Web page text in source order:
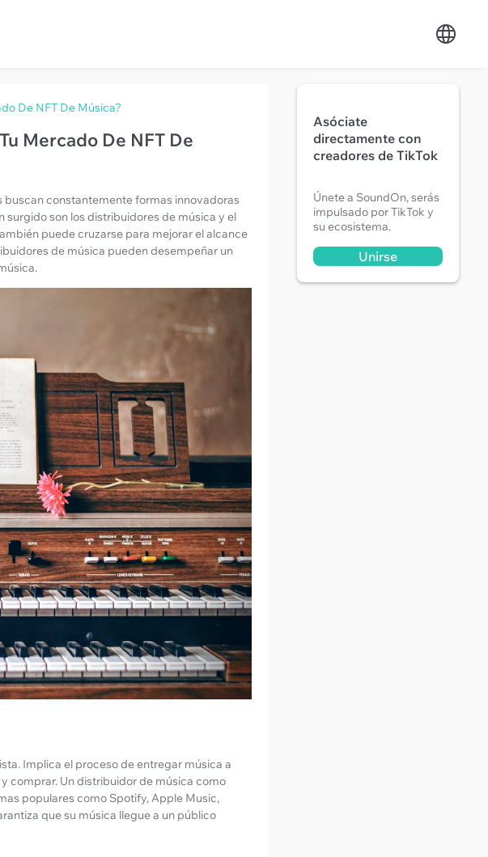
De NFT De Música?
Mercado De NFT De
buscan constantemente formas innovadoras
son los distribuidores de música y el
puede cruzarse para mejorar el alcance
de música pueden desempeñar un
Implica el proceso de entregar música a
comprar. Un distribuidor de música como
populares como Spotify, Apple Music,
que su música llegue a un público
Asóciate
directamente con
creadores de TikTok
Únete a SoundOn, serás
impulsado por TikTok y
su ecosistema.
Unirse